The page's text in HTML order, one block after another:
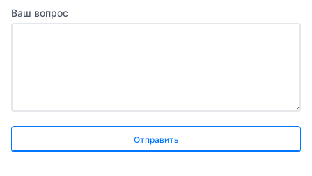
Ваш вопрос
Отправить